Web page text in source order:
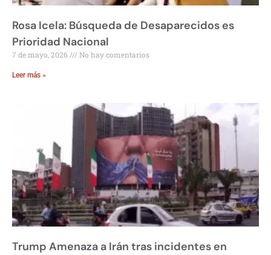
Rosa Icela: Búsqueda de Desaparecidos es
Prioridad Nacional
7 de mayo, 2026 No hay comentarios
Leer más »
Trump Amenaza a Irán tras incidentes en